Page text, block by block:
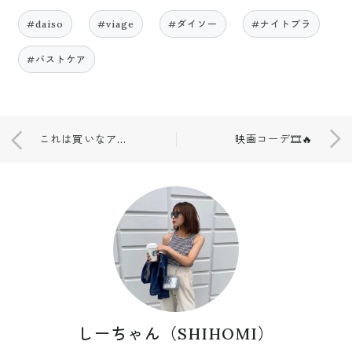
#daiso #viage #ダイソー #ナイトブラ
#バストケア
これは買いなアイテムです！！😚 映画コーデ🎞️🔥
しーちゃん（SHIHOMI）